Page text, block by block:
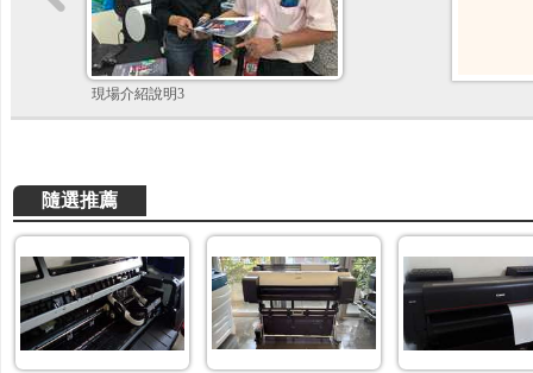
現場介紹說明3
隨選推薦